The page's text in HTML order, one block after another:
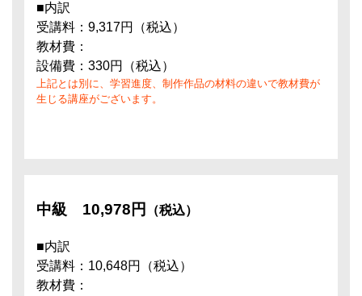
■内訳
受講料：9,317円（税込）
教材費：
設備費：330円（税込）
上記とは別に、学習進度、制作作品の材料の違いで教材費が
生じる講座がございます。
中級 10,978円 （税込）
■内訳
受講料：10,648円（税込）
教材費：